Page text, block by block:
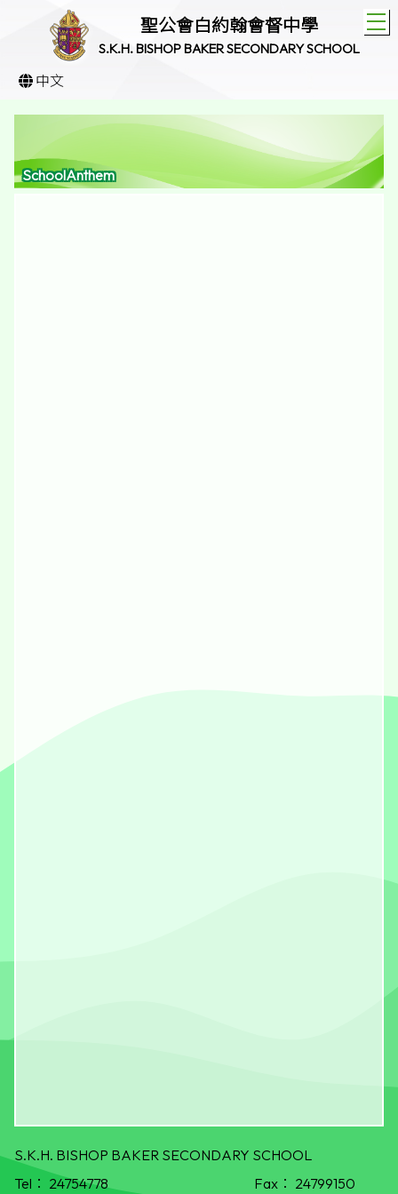
聖公會白約翰會督中學
S.K.H. BISHOP BAKER SECONDARY SCHOOL
中文
SchoolAnthem
S.K.H. BISHOP BAKER SECONDARY SCHOOL
Tel： 24754778 Fax： 24799150